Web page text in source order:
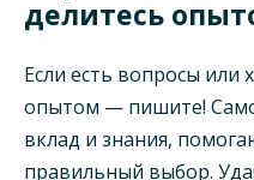
делитесь
Если есть вопросы или
опытом — пишите!
вклад и знания,
правильный выбор.